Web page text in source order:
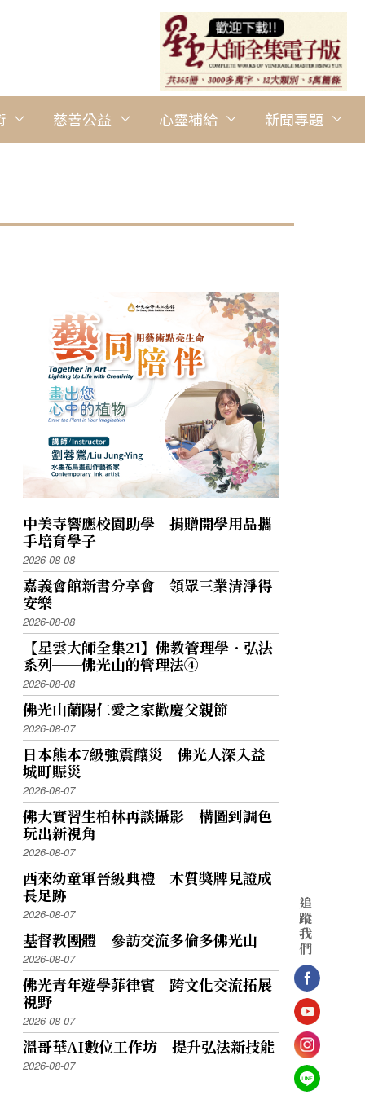
慈善公益 心靈補給 新聞專題
圖說：台北新劇團京劇演員們以藝術回饋社區，巡迴奧蘭多演出
中美寺響應校園助學 捐贈開學用品攜
手培育學子
2026-08-08
嘉義會館新書分享會 領眾三業清淨得
安樂
2026-08-08
【星雲大師全集21】佛教管理學．弘法
系列──佛光山的管理法④
2026-08-08
佛光山蘭陽仁愛之家歡慶父親節
2026-08-07
日本熊本7級強震釀災 佛光人深入益
城町賑災
2026-08-07
佛大實習生柏林再談攝影 構圖到調色
玩出新視角
2026-08-07
西來幼童軍晉級典禮 木質獎牌見證成
長足跡
2026-08-07
基督教團體 參訪交流多倫多佛光山
2026-08-07
佛光青年遊學菲律賓 跨文化交流拓展
視野
2026-08-07
溫哥華AI數位工作坊 提升弘法新技能
2026-08-07
追
蹤
我
們